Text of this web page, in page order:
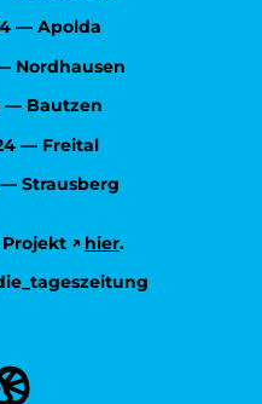
— Apolda
Nordhausen
— Bautzen
— Freital
Strausberg
hier.